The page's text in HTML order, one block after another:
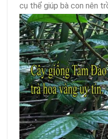
cụ thể giúp bà con nên